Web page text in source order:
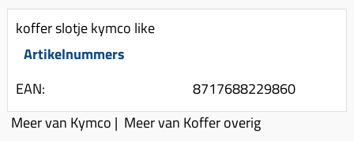
Pakking (sets)
Vlotterbak pakking
Powerfilter
Schakel (delen)
Schokbrekers
Spiegels
Stuur (delen)
Remblokken
Scooterhoezen
Scooter Kleding
Stickers
Stuurslot
koffer slotje kymco like
Artikelnummers
EAN:
8717688229860
Meer van Kymco | Meer van Koffer overig